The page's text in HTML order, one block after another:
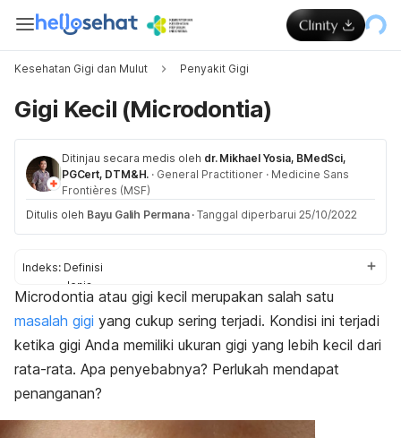
Kesehatan Gigi dan Mulut Penyakit Gigi
Gigi Kecil (Microdontia)
Ditinjau secara medis oleh dr. Mikhael Yosia, BMedSci,
PGCert, DTM&H. · General Practitioner · Medicine Sans
Frontières (MSF)
Ditulis oleh Bayu Galih Permana · Tanggal diperbarui 25/10/2022
Indeks: Definisi
Jenis
Penyebab
Penanganan
Microdontia atau gigi kecil merupakan salah satu
masalah gigi yang cukup sering terjadi. Kondisi ini terjadi
ketika gigi Anda memiliki ukuran gigi yang lebih kecil dari
rata-rata. Apa penyebabnya? Perlukah mendapat
penanganan?